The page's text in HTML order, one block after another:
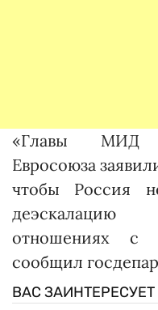
«Главы МИД
Евросоюза
чтобы Россия
отношениях с
сообщил
ВАС ЗАИНТЕРЕСУЕТ